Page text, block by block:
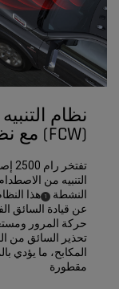
نظام
(FCW) مع نظام الفرملة النشطة
النشطة
(
Disclosure
1
) هذا
عن قيادة السائق
حركة المرور
تحذير السائق من
المكابح، ما يؤدي
مقطورة